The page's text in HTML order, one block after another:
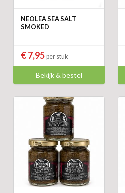
NEOLEA SEA SALT
SMOKED
€ 7,95 per stuk
Bekijk & bestel